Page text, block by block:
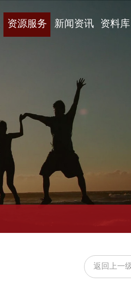
资源服务 新闻资讯 资料库
返回上一